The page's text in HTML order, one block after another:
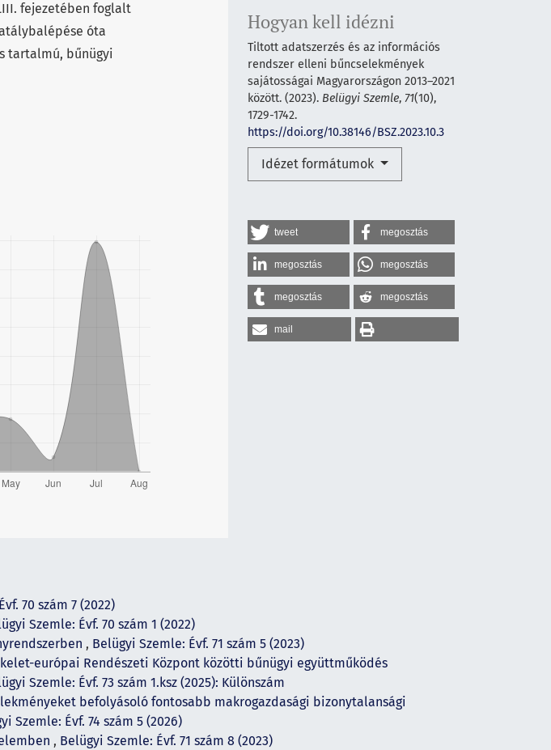
Hogyan kell idézni
Tiltott adatszerzés és az információs
rendszer elleni bűncselekmények
sajátosságai Magyarországon 2013–2021
között. (2023). Belügyi Szemle, 71(10),
1729-1742.
https://doi.org/10.38146/BSZ.2023.10.3
Idézet formátumok
tweet megosztás
megosztás megosztás
megosztás megosztás
mail
fejezetében foglalt
óta
tartalmú, bűnügyi
70 szám 7 (2022)
Szemle: Évf. 70 szám 1 (2022)
, Belügyi Szemle: Évf. 71 szám 5 (2023)
európai Rendészeti Központ közötti bűnügyi együttműködés
Szemle: Évf. 73 szám 1.ksz (2025): Különszám
befolyásoló fontosabb makrogazdasági bizonytalansági
Szemle: Évf. 74 szám 5 (2026)
, Belügyi Szemle: Évf. 71 szám 8 (2023)